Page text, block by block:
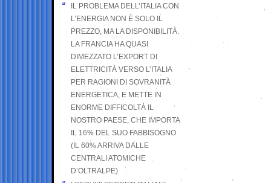
IL PROBLEMA DELL’ITALIA CON
L’ENERGIA NON È SOLO IL
PREZZO, MA LA DISPONIBILITÀ.
LA FRANCIA HA QUASI
DIMEZZATO L’EXPORT DI
ELETTRICITÀ VERSO L’ITALIA
PER RAGIONI DI SOVRANITÀ
ENERGETICA, E METTE IN
ENORME DIFFICOLTÀ IL
NOSTRO PAESE, CHE IMPORTA
IL 16% DEL SUO FABBISOGNO
(IL 60% ARRIVA DALLE
CENTRALI ATOMICHE
D’OLTRALPE)